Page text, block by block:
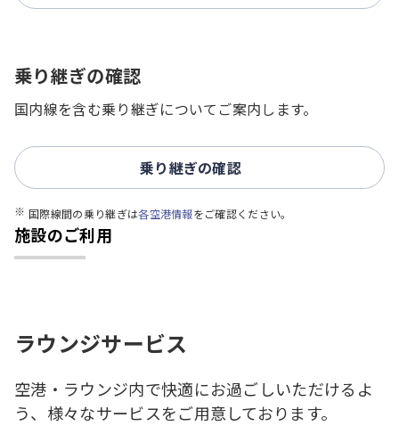
乗り継ぎの確認
国内線を含む乗り継ぎについてご案内します。
乗り継ぎの確認
国際線間の乗り継ぎは各空港情報をご確認ください。
施設のご利用
ラウンジサービス
空港・ラウンジ内で快適にお過ごしいただけるよ
う、様々なサービスをご用意しております。